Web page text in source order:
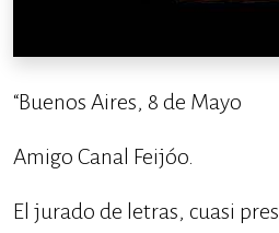
“Buenos Aires, 8 de Mayo
Amigo Canal Feijóo.
El jurado de letras, cuasi